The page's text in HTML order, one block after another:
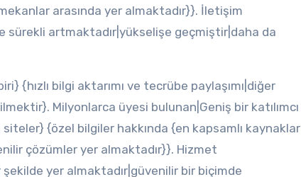
arasında yer almaktadır}}. İletişim
sürekli artmaktadır|yükselişe geçmiştir|daha da
{hızlı bilgi aktarımı ve tecrübe paylaşımı|diğer
Milyonlarca üyesi bulunan|Geniş bir katılımcı
{özel bilgiler hakkında {en kapsamlı kaynaklar
çözümler yer almaktadır}}. Hizmet
yer almaktadır|güvenilir bir biçimde